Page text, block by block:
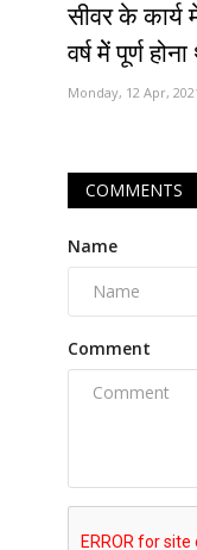
सीवर के कार्य
वर्ष मेें पूर्ण
Monday, 12 Apr,
COMMENTS
Name
Comment